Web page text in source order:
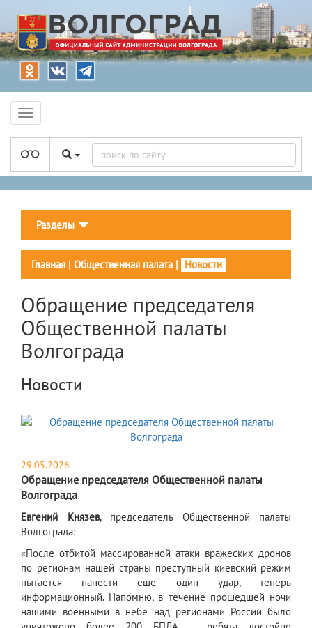
Разделы
Главная | Общественная палата | Новости
Обращение председателя
Общественной палаты
Волгограда
Новости
29.05.2026
Обращение председателя Общественной палаты
Волгограда
Евгений Князев, председатель Общественной палаты
Волгограда:
«После отбитой массированной атаки вражеских дронов
по регионам нашей страны преступный киевский режим
пытается нанести еще один удар, теперь
информационный. Напомню, в течение прошедшей ночи
нашими военными в небе над регионами России было